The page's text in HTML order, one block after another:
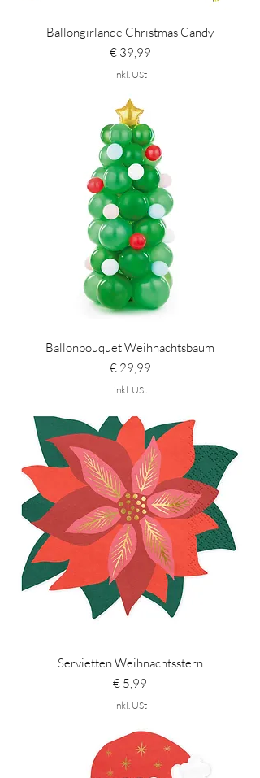
Ballongirlande Christmas Candy
Preis
€ 39,99
inkl. USt
Ballonbouquet Weihnachtsbaum
Preis
€ 29,99
inkl. USt
Servietten Weihnachtsstern
Preis
€ 5,99
inkl. USt